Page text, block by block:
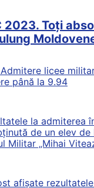
2023. Toți
licee
până la 9.94
la
de un elev de
Militar „Mihai
afișate